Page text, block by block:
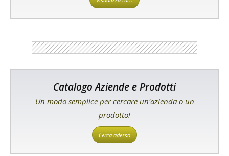
Catalogo Aziende e Prodotti
Un modo semplice per cercare un'azienda o un
prodotto!
Cerca adesso